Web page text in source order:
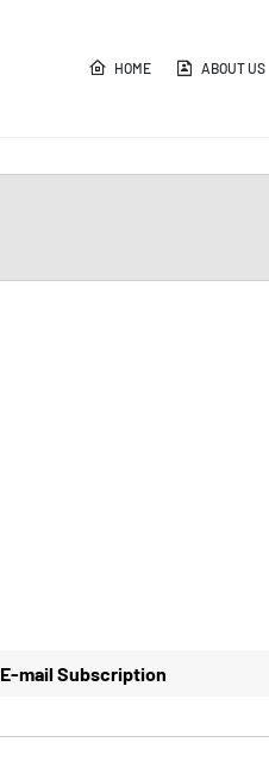
HOME ABOUT US
E-mail Subscription